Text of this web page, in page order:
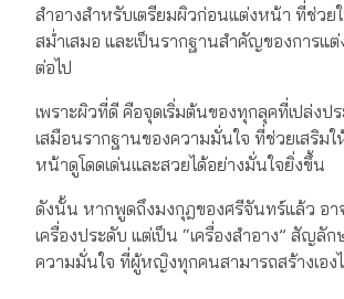
สำอางสำหรับเตรียมผิวก่อนแต่งหน้า ที่ช่วย
สม่ำเสมอ และเป็นรากฐานสำคัญของการแ
ต่อไป
เพราะผิวที่ดี คือจุดเริ่มต้นของทุกลุคที่เปล่งป
เสมือนรากฐานของความมั่นใจ ที่ช่วยเสริมใ
หน้าดูโดดเด่นและสวยได้อย่างมั่นใจยิ่งขึ้น
ดังนั้น หากพูดถึงมงกุฎของศรีจันทร์แล้ว อาจ
เครื่องประดับ แต่เป็น “เครื่องสำอาง” สัญลั
ความมั่นใจ ที่ผู้หญิงทุกคนสามารถสร้างเอง